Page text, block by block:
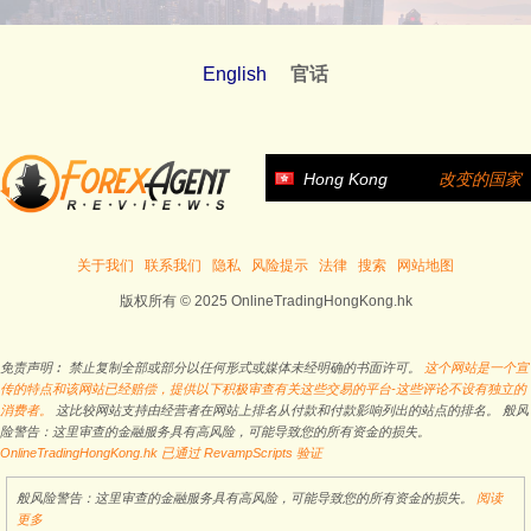
English 官话
Hong Kong 改变的国家
关于我们 联系我们 隐私 风险提示 法律 搜索 网站地图
版权所有 © 2025 OnlineTradingHongKong.hk
免责声明︰ 禁止复制全部或部分以任何形式或媒体未经明确的书面许可。 这个网站是一个宣
传的特点和该网站已经赔偿，提供以下积极审查有关这些交易的平台-这些评论不设有独立的
消费者。
这比较网站支持由经营者在网站上排名从付款和付款影响列出的站点的排名。 般风
险警告：这里审查的金融服务具有高风险，可能导致您的所有资金的损失。
OnlineTradingHongKong.hk 已通过 RevampScripts 验证
般风险警告：这里审查的金融服务具有高风险，可能导致您的所有资金的损失。 阅读
更多